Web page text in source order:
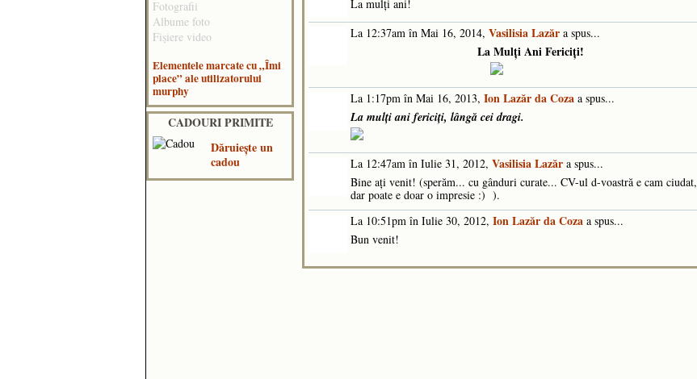
Fotografii
Albume foto
Fişiere video
Elementele marcate cu „Îmi
place” ale utilizatorului
murphy
CADOURI PRIMITE
Dăruieşte un
cadou
La mulți ani!
La 12:37am în Mai 16, 2014, Vasilisia Lazăr a spus...
La Mulți Ani Fericiți!
La 1:17pm în Mai 16, 2013, Ion Lazăr da Coza a spus...
La mulți ani fericiți, lângă cei dragi.
La 12:47am în Iulie 31, 2012, Vasilisia Lazăr a spus...
Bine aţi venit! (sperăm... cu gânduri curate... CV-ul d-voastră e cam ciudat,
dar poate e doar o impresie :) ).
La 10:51pm în Iulie 30, 2012, Ion Lazăr da Coza a spus...
Bun venit!